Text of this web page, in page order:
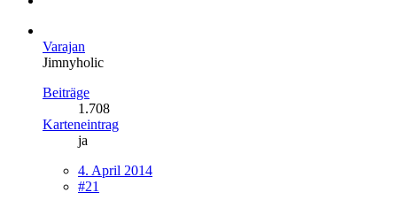
Varajan
Jimnyholic
Beiträge
1.708
Karteneintrag
ja
4. April 2014
#21